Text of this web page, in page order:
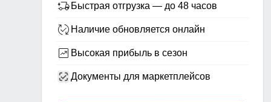
Быстрая отгрузка — до 48 часов
Наличие обновляется онлайн
Высокая прибыль в сезон
Документы для маркетплейсов